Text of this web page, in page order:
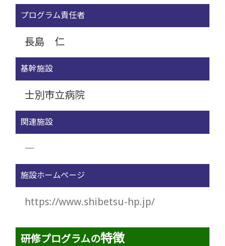
プログラム責任者
長島 仁
基幹施設
士別市立病院
関連施設
―
施設ホームページ
https://www.shibetsu-hp.jp/
研修プログラムの特徴